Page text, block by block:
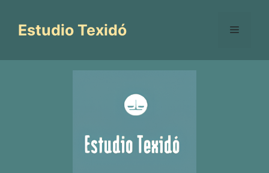
contenido
Estudio Texidó Menú